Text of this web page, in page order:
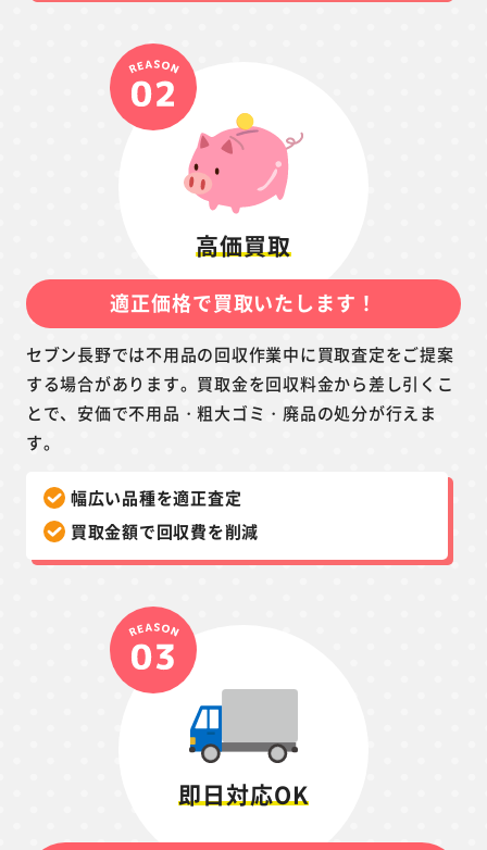
高価買取
適正価格で買取いたします！
セブン長野では不用品の回収作業中に買取査定をご提案
する場合があります。買取金を回収料金から差し引くこ
とで、安価で不用品・粗大ゴミ・廃品の処分が行えま
す。
幅広い品種を適正査定
買取金額で回収費を削減
即日対応OK